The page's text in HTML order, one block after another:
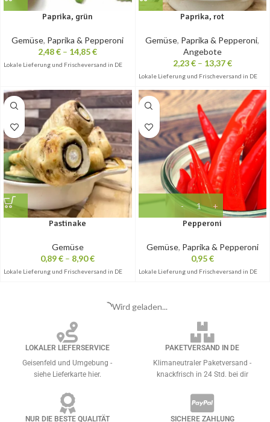
Paprika, grün
Gemüse, Paprika & Pepperoni
2,48€ – 14,85€
Lokale Lieferung und Frischeversand in DE
Paprika, rot
Gemüse, Paprika & Pepperoni,
Angebote
2,23€– 13,37€
Lokale Lieferung und Frischeversand in DE
Pastinake
Gemüse
0,89€ – 8,90€
Lokale Lieferung und Frischeversand in DE
Pepperoni
Gemüse, Paprika & Pepperoni
0,95€
Lokale Lieferung und Frischeversand in DE
Weitere Produkte laden
LOKALER LIEFERSERVICE
Geisenfeld und Umgebung -
siehe Lieferkarte hier.
PAKETVERSAND IN DE
Klimaneutraler Paketversand -
knackfrisch in 24 Std. bei dir
NUR DIE BESTE QUALITÄT
SICHERE ZAHLUNG